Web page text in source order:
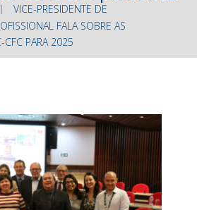
VICE-PRESIDENTE DE
FALA SOBRE AS
CFC PARA 2025